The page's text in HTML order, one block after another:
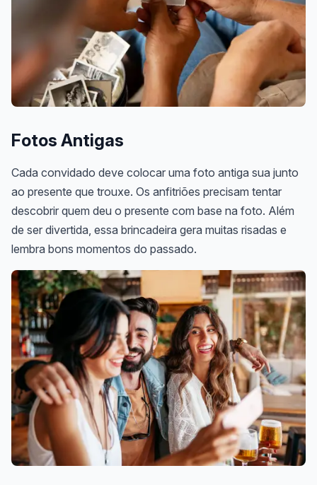
Fotos Antigas
Cada convidado deve colocar uma foto antiga sua junto
ao presente que trouxe. Os anfitriões precisam tentar
descobrir quem deu o presente com base na foto. Além
de ser divertida, essa brincadeira gera muitas risadas e
lembra bons momentos do passado.